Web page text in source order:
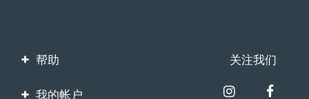
帮助
联系我们
关注我们
我的帐户